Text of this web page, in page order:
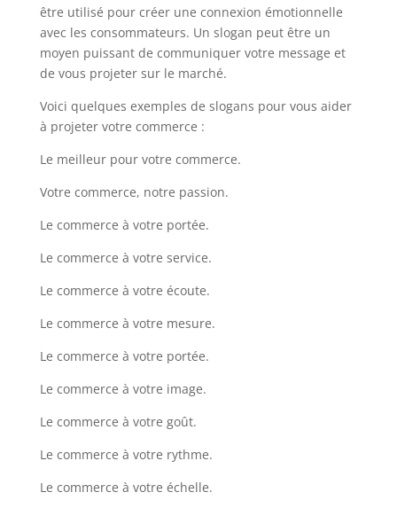
être utilisé pour créer une connexion émotionnelle
avec les consommateurs. Un slogan peut être un
moyen puissant de communiquer votre message et
de vous projeter sur le marché.
Voici quelques exemples de slogans pour vous aider
à projeter votre commerce :
Le meilleur pour votre commerce.
Votre commerce, notre passion.
Le commerce à votre portée.
Le commerce à votre service.
Le commerce à votre écoute.
Le commerce à votre mesure.
Le commerce à votre portée.
Le commerce à votre image.
Le commerce à votre goût.
Le commerce à votre rythme.
Le commerce à votre échelle.